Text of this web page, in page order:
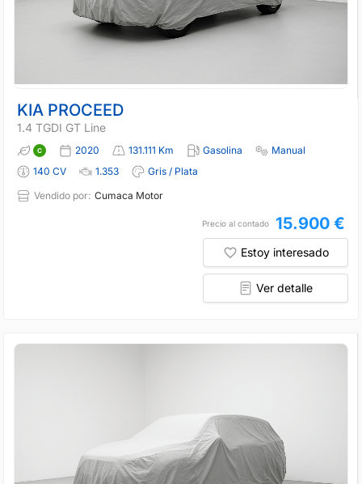
KIA PROCEED
1.4 TGDI GT Line
2020 131.111 Km Gasolina
Manual
140 CV
1.353
Gris / Plata
Vendido por: Cumaca Motor
Precio al contado 15.900 €
Estoy interesado
Ver detalle